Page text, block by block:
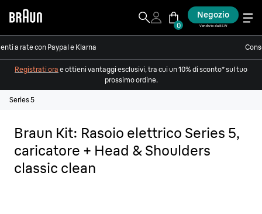
0
Negozio
Venduto da ESW
a rate con Paypal e Klarna
Registrati ora e ottieni vantaggi esclusivi, tra cui un 10% di sconto* sul tuo
prossimo ordine.
Series 5
Braun Kit: Rasoio elettrico Series 5,
caricatore + Head & Shoulders
classic clean